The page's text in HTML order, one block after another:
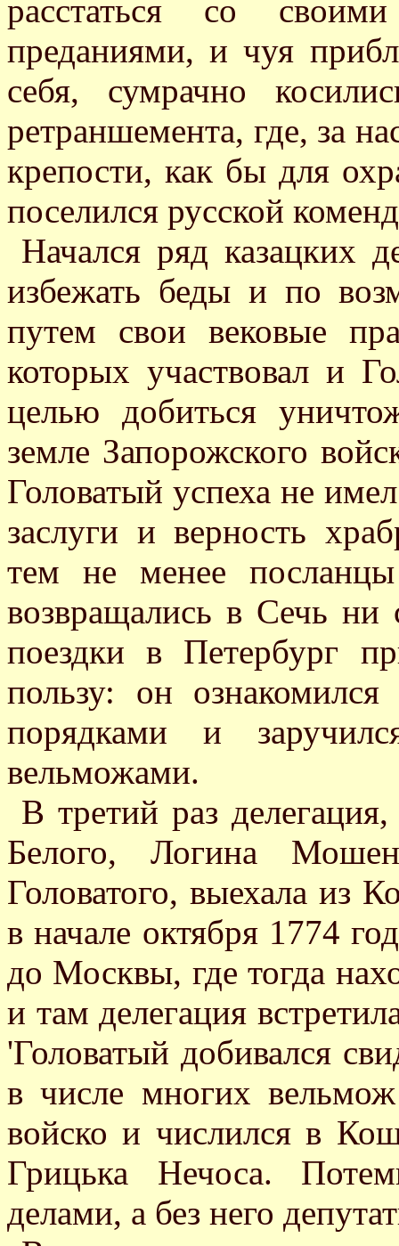
расстаться со
преданиями, и чуя
себя, сумрачно
ретраншемента, где, за
крепости, как бы для
поселился русской
Начался ряд казацких
избежать беды и по
путем свои вековые
которых участвовал и
целью добиться
земле Запорожского
Головатый успеха не
заслуги и верность
тем не менее
возвращались в Сечь
поездки в Петербург
пользу: он
порядками и
вельможами.
В третий раз
Белого, Логина
Головатого, выехала из
в начале октября 1774
до Москвы, где тогда
и там делегация
'Головатый добивался
в числе многих
войско и числился в
Грицька Нечоса.
делами, а без него